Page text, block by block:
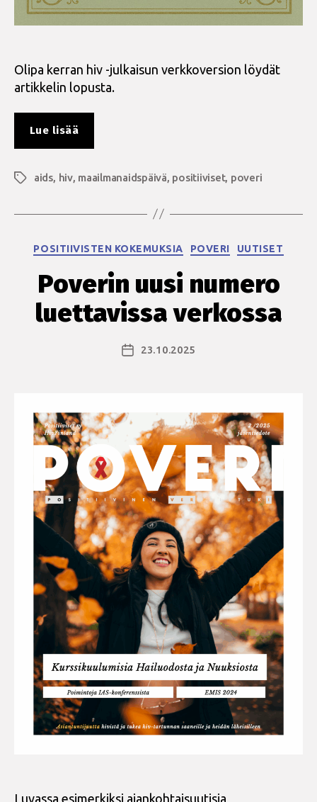
Olipa kerran hiv -julkaisun verkkoversion löydät
artikkelin lopusta.
Lue lisää
erikoisjulkaisu
luettavissa”
Avainsanat
aids, hiv, maailmanaidspäivä, positiiviset, poveri
Kategoriat
POSITIIVISTEN KOKEMUKSIA POVERI UUTISET
Poverin uusi numero
luettavissa verkossa
Julkaisupäivämäärä
23.10.2025
Luvassa esimerkiksi ajankohtaisuutisia,